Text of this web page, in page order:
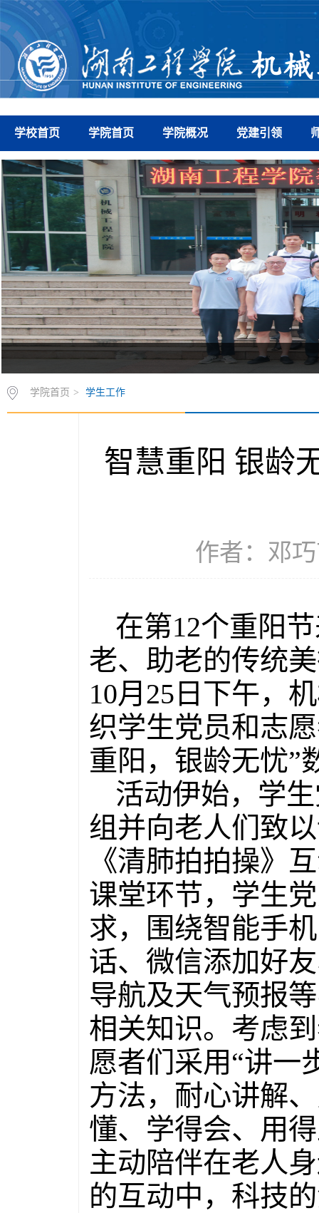
学校首页 学院首页 学院概况 党建引领
学院首页 > 学生工作
智慧重阳 银龄
作者：邓
在第12个重阳
老、助老的传统
10月25日下午，
织学生党员和志
重阳，银龄无忧”
活动伊始，学
组并向老人们致
《清肺拍拍操》
课堂环节，学生
求，围绕智能手
话、微信添加好
导航及天气预报
相关知识。考虑
愿者们采用“讲一
方法，耐心讲解
懂、学得会、用
主动陪伴在老人
的互动中，科技